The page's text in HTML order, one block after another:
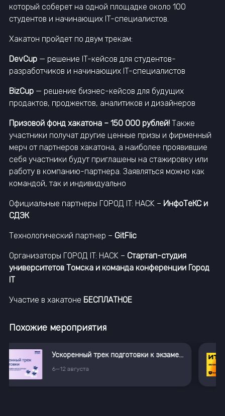
который соберет на одной площадке около 100
студентов и начинающих IT-специалистов.
Хакатон пройдет по двум трекам:
DevCup — решение IT-кейсов для студентов-
разработчиков и начинающих IT-специалистов
BizCup — решение бизнес-кейсов для будущих
продактов, проджектов, аналитиков и дизайнеров
Призовой фонд хакатона – 150 000 рублей! Также
участники получат другие ценные призы и фирменный
мерч от партнеров хакатона, а наиболее проявившие
себя участники будут приглашены на стажировку или
работу в компанию-партнера. Заявляться можно как
командой, так и индивидуально
Официальные партнеры ГОРОД IT: HACK – ИнфоТеКС и
СДЭК
Технологический партнер – GitFlic
Организаторы ГОРОД IT: HACK – Стартап-студия
университетов Томска и команда конференции Город
IT
Участие в хакатоне БЕСПЛАТНОЕ
Похожие мероприятия
ИТ-Пикник
8